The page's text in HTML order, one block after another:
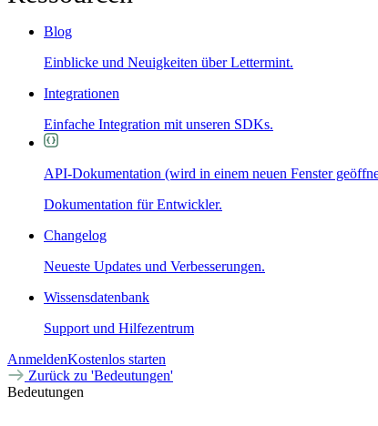
Blog
Einblicke und Neuigkeiten über Lettermint.
Integrationen
Einfache Integration mit unseren SDKs.
API-Dokumentation (wird in einem neuen Fenster
Dokumentation für Entwickler.
Changelog
Neueste Updates und Verbesserungen.
Wissensdatenbank
Support und Hilfezentrum
AnmeldenKostenlos starten
Zurück zu 'Bedeutungen'
Bedeutungen